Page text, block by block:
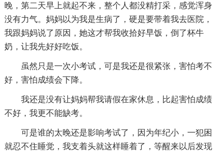
晚，第二天早上就起不来，整个人都没精打采，感觉浑身
没有力气。妈妈以为我是生病了，硬是要带着我去医院，
我跟妈妈说了原因，她这才帮我收拾好早饭，倒了杯牛
奶，让我先好好吃饭。
虽然只是一次小考试，可是我还是很紧张，害怕考不
好，害怕成绩会下降。
我还是没有让妈妈帮我请假在家休息，比起害怕成绩
不好，我更不能缺考。
可是谁的太晚还是影响考试了，因为年纪小，一犯困
就忍不住睡觉，我支着头就这样睡着了，等醒来以后发现